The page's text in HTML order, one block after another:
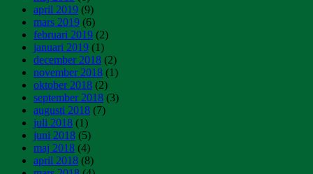
april 2019 (9)
mars 2019 (6)
februari 2019 (2)
januari 2019 (1)
december 2018 (2)
november 2018 (1)
oktober 2018 (2)
september 2018 (3)
augusti 2018 (7)
juli 2018 (1)
juni 2018 (5)
maj 2018 (4)
april 2018 (8)